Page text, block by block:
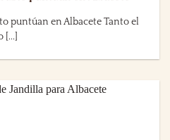
puntúan en Albacete Tanto el